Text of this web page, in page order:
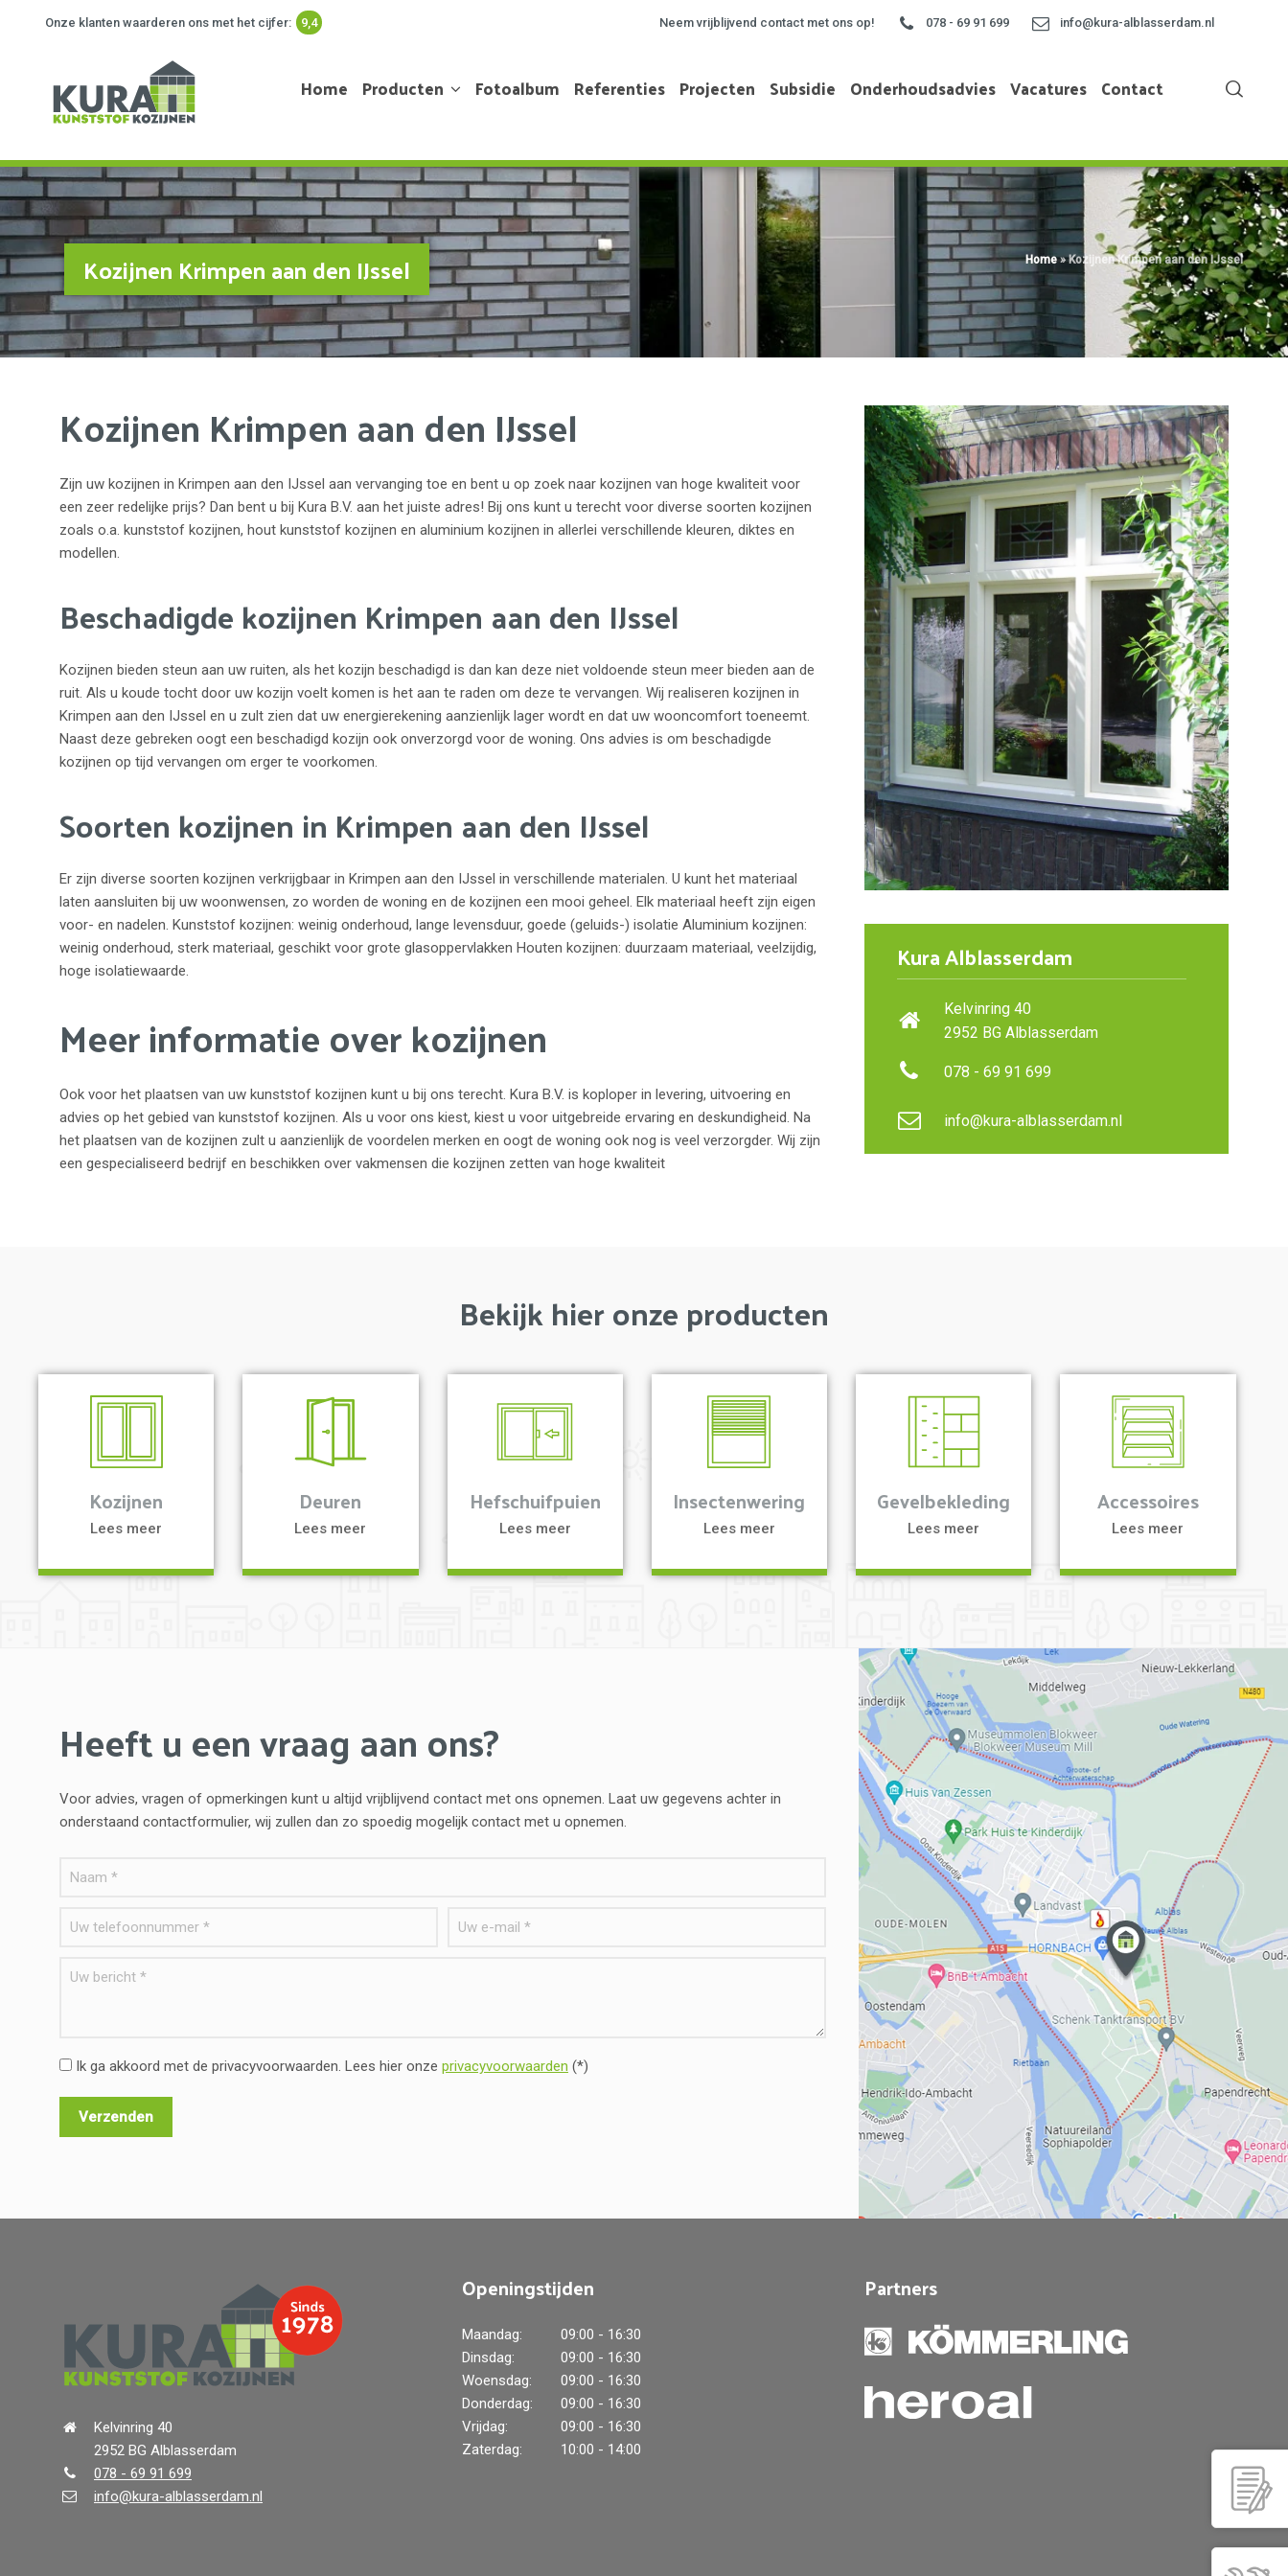
Onze klanten waarderen ons met het cijfer: 9,4 Neem vrijblijvend contact met ons op! 078 - 69 91 699 info@kura-alblasserdam.nl
Home Producten Fotoalbum Referenties Projecten Subsidie Onderhoudsadvies Vacatures Contact
Kozijnen Krimpen aan den IJssel Home»Kozijnen Krimpen aan den IJssel
Kozijnen Krimpen aan den IJssel
Zijn uw kozijnen in Krimpen aan den IJssel aan vervanging toe en bent u op zoek naar kozijnen van hoge kwaliteit voor
een zeer redelijke prijs? Dan bent u bij Kura B.V. aan het juiste adres! Bij ons kunt u terecht voor diverse soorten kozijnen
zoals o.a. kunststof kozijnen, hout kunststof kozijnen en aluminium kozijnen in allerlei verschillende kleuren, diktes en
modellen.
Beschadigde kozijnen Krimpen aan den IJssel
Kozijnen bieden steun aan uw ruiten, als het kozijn beschadigd is dan kan deze niet voldoende steun meer bieden aan de
ruit. Als u koude tocht door uw kozijn voelt komen is het aan te raden om deze te vervangen. Wij realiseren kozijnen in
Krimpen aan den IJssel en u zult zien dat uw energierekening aanzienlijk lager wordt en dat uw wooncomfort toeneemt.
Naast deze gebreken oogt een beschadigd kozijn ook onverzorgd voor de woning. Ons advies is om beschadigde
kozijnen op tijd vervangen om erger te voorkomen.
Soorten kozijnen in Krimpen aan den IJssel
Er zijn diverse soorten kozijnen verkrijgbaar in Krimpen aan den IJssel in verschillende materialen. U kunt het materiaal
laten aansluiten bij uw woonwensen, zo worden de woning en de kozijnen een mooi geheel. Elk materiaal heeft zijn eigen
voor- en nadelen. Kunststof kozijnen: weinig onderhoud, lange levensduur, goede (geluids-) isolatie Aluminium kozijnen:
weinig onderhoud, sterk materiaal, geschikt voor grote glasoppervlakken Houten kozijnen: duurzaam materiaal, veelzijdig,
hoge isolatiewaarde.
Meer informatie over kozijnen
Ook voor het plaatsen van uw kunststof kozijnen kunt u bij ons terecht. Kura B.V. is koploper in levering, uitvoering en
advies op het gebied van kunststof kozijnen. Als u voor ons kiest, kiest u voor uitgebreide ervaring en deskundigheid. Na
het plaatsen van de kozijnen zult u aanzienlijk de voordelen merken en oogt de woning ook nog is veel verzorgder. Wij zijn
een gespecialiseerd bedrijf en beschikken over vakmensen die kozijnen zetten van hoge kwaliteit
Kura Alblasserdam
Kelvinring 40
2952 BG Alblasserdam
078 - 69 91 699
info@kura-alblasserdam.nl
Bekijk hier onze producten
Kozijnen
Lees meer
Deuren
Lees meer
Hefschuifpuien
Lees meer
Insectenwering
Lees meer
Gevelbekleding
Lees meer
Accessoires
Lees meer
Heeft u een vraag aan ons?
Voor advies, vragen of opmerkingen kunt u altijd vrijblijvend contact met ons opnemen. Laat uw gegevens achter in
onderstaand contactformulier, wij zullen dan zo spoedig mogelijk contact met u opnemen.
Ik ga akkoord met de privacyvoorwaarden. Lees hier onze privacyvoorwaarden (*)
a
Kelvinring 40
2952 BG Alblasserdam
078 - 69 91 699
info@kura-alblasserdam.nl
Openingstijden
Maandag:
09:00 - 16:30
Dinsdag:
09:00 - 16:30
Woensdag:
09:00 - 16:30
Donderdag:
09:00 - 16:30
Vrijdag:
09:00 - 16:30
Zaterdag:
10:00 - 14:00
Partners